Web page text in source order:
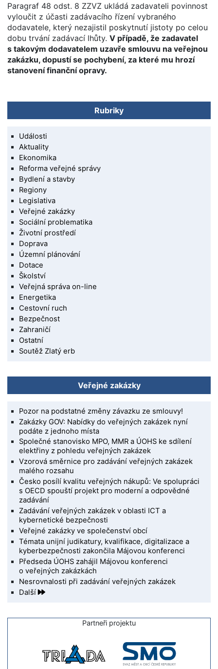
Paragraf 48 odst. 8 ZZVZ ukládá zadavateli povinnost
vyloučit z účasti zadávacího řízení vybraného
dodavatele, který nezajistil poskytnutí jistoty po celou
dobu trvání zadávací lhůty. V případě, že zadavatel
s takovým dodavatelem uzavře smlouvu na veřejnou
zakázku, dopustí se pochybení, za které mu hrozí
stanovení finanční opravy.
Rubriky
Události
Aktuality
Ekonomika
Reforma veřejné správy
Bydlení a stavby
Regiony
Legislativa
Veřejné zakázky
Sociální problematika
Životní prostředí
Doprava
Územní plánování
Dotace
Školství
Veřejná správa on-line
Energetika
Cestovní ruch
Bezpečnost
Zahraničí
Ostatní
Soutěž Zlatý erb
Veřejné zakázky
Pozor na podstatné změny závazku ze smlouvy!
Zakázky GOV: Nabídky do veřejných zakázek nyní
podáte z jednoho místa
Společné stanovisko MPO, MMR a ÚOHS ke sdílení
elektřiny z pohledu veřejných zakázek
Vzorová směrnice pro zadávání veřejných zakázek
malého rozsahu
Česko posílí kvalitu veřejných nákupů: Ve spolupráci
s OECD spouští projekt pro moderní a odpovědné
zadávání
Zadávání veřejných zakázek v oblasti ICT a
kybernetické bezpečnosti
Veřejné zakázky ve společenství obcí
Témata unijní judikatury, kvalifikace, digitalizace a
kyberbezpečnosti zakončila Májovou konferenci
Předseda ÚOHS zahájil Májovou konferenci
o veřejných zakázkách
Nesrovnalosti při zadávání veřejných zakázek
Další
Partneři projektu